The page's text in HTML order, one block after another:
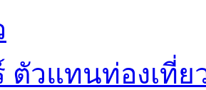
ตัวแทนท่องเที่ย